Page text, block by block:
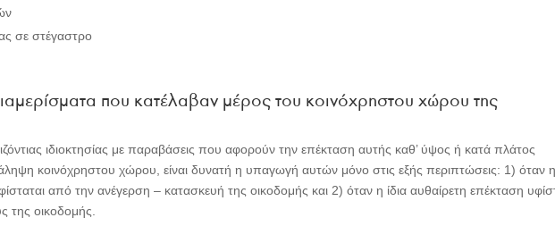
σε στέγαστρο
διαμερίσματα που κατέλαβαν μέρος του κοινόχρηστου χώρου της
ιδιοκτησίας με παραβάσεις που αφορούν την επέκταση αυτής καθ’ ύψος ή κατά πλάτος
κοινόχρηστου χώρου, είναι δυνατή η υπαγωγή αυτών μόνο στις εξής περιπτώσεις: 1) όταν
από την ανέγερση – κατασκευή της οικοδομής και 2) όταν η ίδια αυθαίρετη επέκταση
της οικοδομής.